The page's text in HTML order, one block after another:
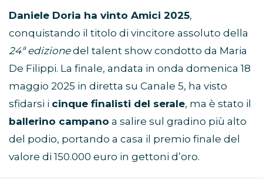
Daniele Doria ha vinto Amici 2025,
conquistando il titolo di vincitore assoluto della
24ª edizionedel talent show condotto da Maria
De Filippi. La finale, andata in onda domenica 18
maggio 2025 in diretta su Canale 5, ha visto
sfidarsi i cinque finalisti del serale, ma è stato il
ballerino campano a salire sul gradino più alto
del podio, portando a casa il premio finale del
valore di 150.000 euro in gettoni d’oro.